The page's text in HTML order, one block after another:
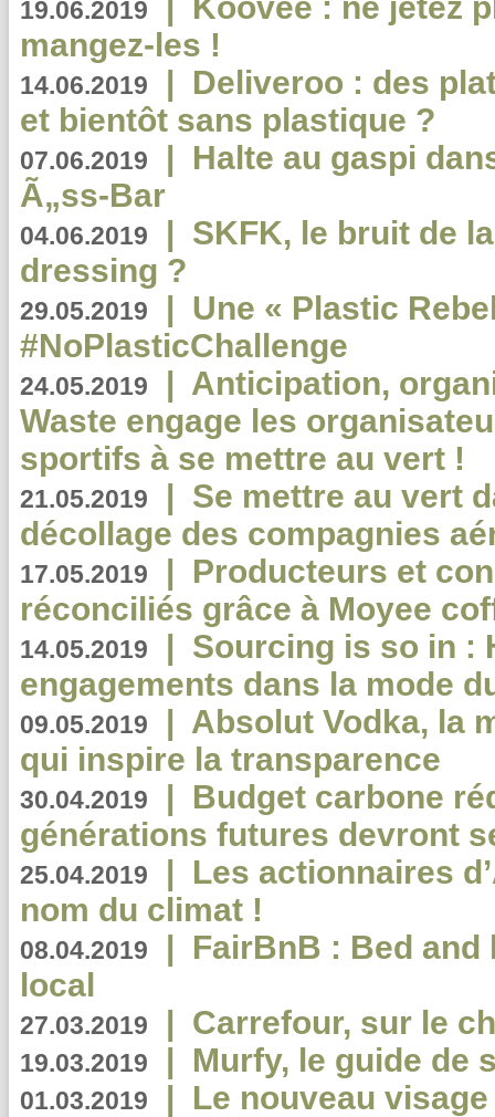
19.06.2019
mangez-les !
14.06.2019 | Deliveroo : des
et bientôt sans plastique ?
07.06.2019 | Halte au gaspi
Ã„ss-Bar
04.06.2019 | SKFK, le bruit de
dressing ?
29.05.2019 | Une « Plastic
#NoPlasticChallenge
24.05.2019 | Anticipation,
Waste engage les
sportifs à se mettre au vert !
21.05.2019 | Se mettre au vert
décollage des compagnies
17.05.2019 | Producteurs et
réconciliés grâce à Moyee
14.05.2019 | Sourcing is so in :
engagements dans la mode
09.05.2019 | Absolut Vodka, la
qui inspire la transparence
30.04.2019 | Budget carbone
générations futures devront
25.04.2019 | Les actionnaires
nom du climat !
08.04.2019 | FairBnB : Bed
local
27.03.2019 | Carrefour, sur le
19.03.2019 | Murfy, le guide de
01.03.2019 | Le nouveau